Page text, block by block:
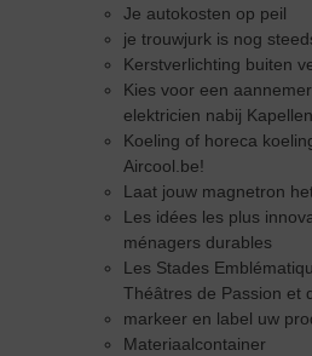
Je autokosten op peil
je trouwjurk is nog
Kerstverlichting buiten
Kies voor een
elektricien nabij Kapellen
Koeling of horeca
Aircool.be!
Laat jouw magnetron
Les idées les plus
ménagers durables
Les Stades
Théâtres de Passion et
markeer en label uw
Materiaalcontainer